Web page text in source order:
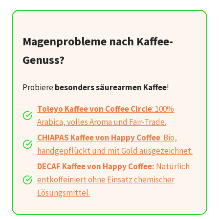
Magenprobleme nach Kaffee-
Genuss?
Probierebesonders säurearmen Kaffee!
Toleyo Kaffee von Coffee Circle: 100%
Arabica, volles Aroma und Fair-Trade.
CHIAPAS Kaffee von Happy Coffee: Bio,
handgepflückt und mit Gold ausgezeichnet.
DECAF Kaffee von Happy Coffee: Natürlich
entkoffeiniert ohne Einsatz chemischer
Lösungsmittel.